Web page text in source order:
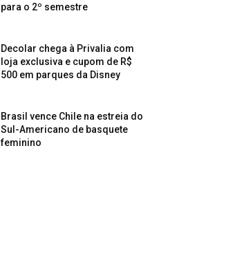
para o 2º semestre
Decolar chega à Privalia com
loja exclusiva e cupom de R$
500 em parques da Disney
Brasil vence Chile na estreia do
Sul-Americano de basquete
feminino